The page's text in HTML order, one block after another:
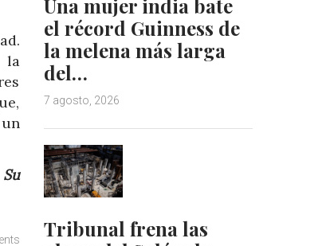
la
Una mujer india bate
el récord Guinness de
la melena más larga
del…
7 agosto, 2026
Tribunal frena las